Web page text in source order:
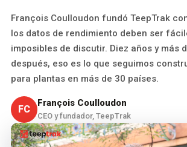
François Coulloudon fundó TeepTrak
los datos de rendimiento deben ser
imposibles de discutir. Diez años y más
después, eso es lo que seguimos
para plantas en más de 30 países.
FC
François Coulloudon
CEO y fundador, TeepTrak